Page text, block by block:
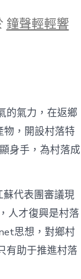
鐘聲輕輕響
的氣力，在返鄉
，開設村落特
身手，為村落成
蘇代表團審議現
人才復興是村落
思想，對鄉村
有助于推進村落